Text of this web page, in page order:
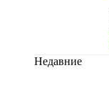
Недавние